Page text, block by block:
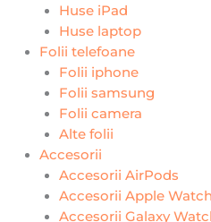
Huse iPad
Huse laptop
Folii telefoane
Folii iphone
Folii samsung
Folii camera
Alte folii
Accesorii
Accesorii AirPods
Accesorii Apple Watch
Accesorii Galaxy